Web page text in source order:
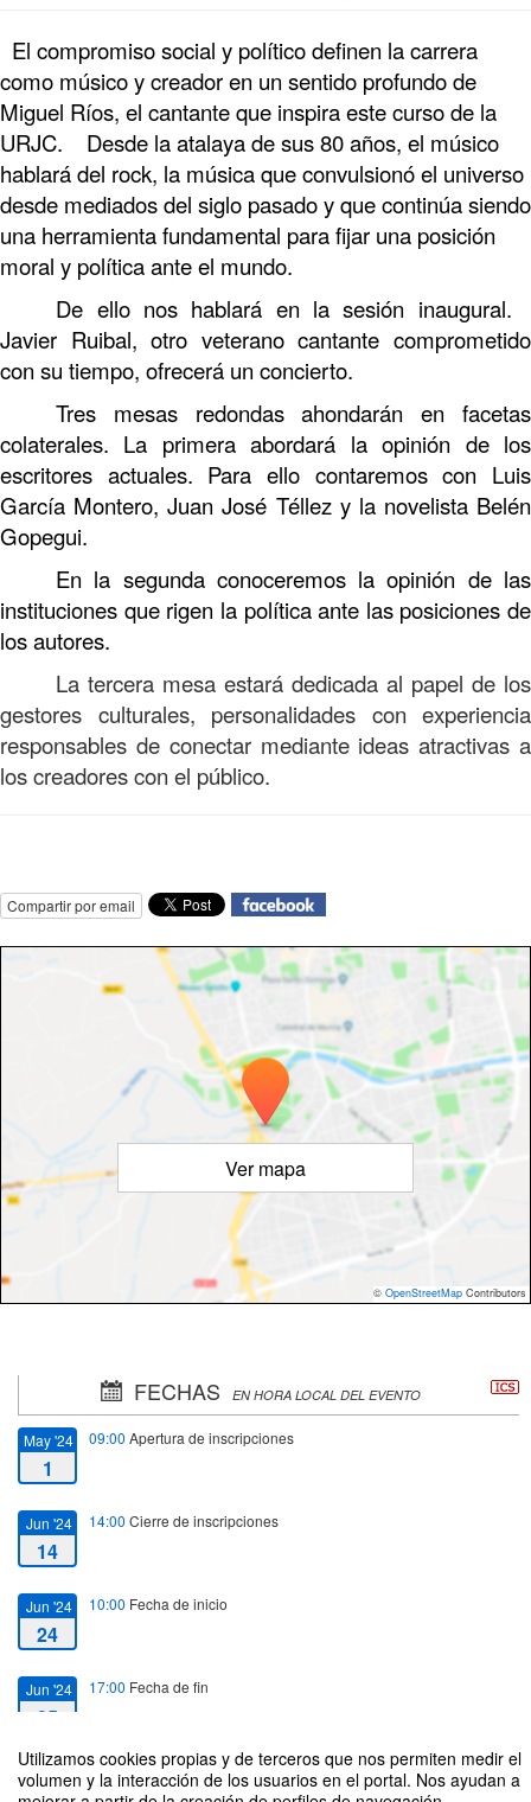
Utilizamos cookies propias y de terceros que nos permiten medir el
volumen y la interacción de los usuarios en el portal. Nos ayudan a
El compromiso social y político definen la carrera
como músico y creador en un sentido profundo de
Miguel Ríos, el cantante que inspira este curso de la
URJC. Desde la atalaya de sus 80 años, el músico
hablará del rock, la música que convulsionó el universo
desde mediados del siglo pasado y que continúa siendo
una herramienta fundamental para fijar una posición
moral y política ante el mundo.
De ello nos hablará en la sesión inaugural.
Javier Ruibal, otro veterano cantante comprometido
con su tiempo, ofrecerá un concierto.
Tres mesas redondas ahondarán en facetas
colaterales. La primera abordará la opinión de los
escritores actuales. Para ello contaremos con Luis
García Montero, Juan José Téllez y la novelista Belén
Gopegui.
En la segunda conoceremos la opinión de las
instituciones que rigen la política ante las posiciones de
los autores.
La tercera mesa estará dedicada al papel de los
gestores culturales, personalidades con experiencia
responsables de conectar mediante ideas atractivas a
los creadores con el público.
Compartir por email
Ver mapa
© OpenStreetMap Contributors
FECHAS EN HORA LOCAL DEL EVENTO
May '24
1
09:00 Apertura de inscripciones
Jun '24
14
14:00 Cierre de inscripciones
Jun '24
24
10:00 Fecha de inicio
Jun '24
25
17:00 Fecha de fin